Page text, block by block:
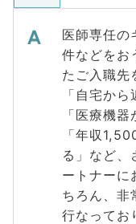
医師専任の
件などをお
たご入職先
「自宅か
「医療機
「年収
る」など、
ートナーに
ちろん、非
行なってお